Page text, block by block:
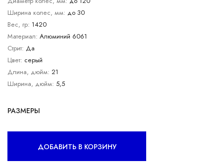
Ширина колес, мм: до 30
Вес, гр: 1420
Материал: Алюминий 6061
Стрит: Да
Цвет: серый
Длина, дюйм: 21
Ширина, дюйм: 5,5
РАЗМЕРЫ
ДОБАВИТЬ В КОРЗИНУ